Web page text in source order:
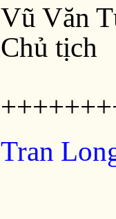
Vũ Văn
Chủ tịch
Tran